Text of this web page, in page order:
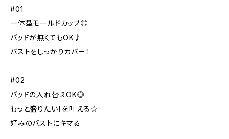
#01
一体型モールドカップ◎
パッドが無くてもOK♪
バストをしっかりカバー！
#02
パッドの入れ替えOK◎
もっと盛りたい！を叶える☆
好みのバストにキマる